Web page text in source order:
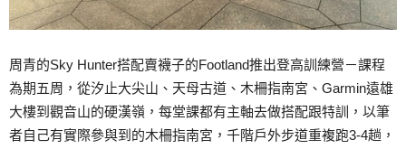
周青的Sky Hunter搭配賣襪子的Footland推出登高訓練營－課程
為期五周，從汐止大尖山、天母古道、木柵指南宮、Garmin遠雄
大樓到觀音山的硬漢嶺，每堂課都有主軸去做搭配跟特訓，以筆
者自己有實際參與到的木柵指南宮，千階戶外步道重複跑3-4趟，